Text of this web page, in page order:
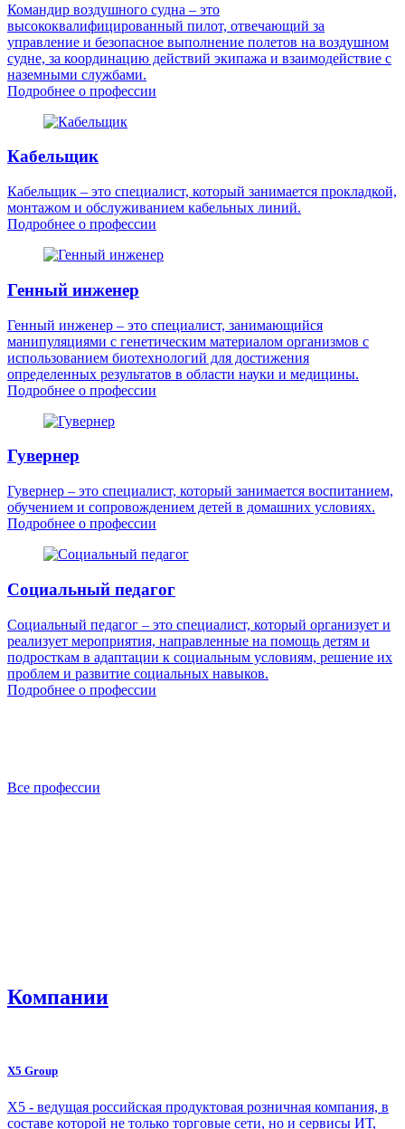
Командир воздушного судна – это
высококвалифицированный пилот, отвечающий за
управление и безопасное выполнение полетов на воздушном
судне, за координацию действий экипажа и взаимодействие с
наземными службами.
Подробнее о профессии
Кабельщик
Кабельщик – это специалист, который занимается прокладкой,
монтажом и обслуживанием кабельных линий.
Подробнее о профессии
Генный инженер
Генный инженер – это специалист, занимающийся
манипуляциями с генетическим материалом организмов с
использованием биотехнологий для достижения
определенных результатов в области науки и медицины.
Подробнее о профессии
Гувернер
Гувернер – это специалист, который занимается воспитанием,
обучением и сопровождением детей в домашних условиях.
Подробнее о профессии
Социальный педагог
Социальный педагог – это специалист, который организует и
реализует мероприятия, направленные на помощь детям и
подросткам в адаптации к социальным условиям, решение их
проблем и развитие социальных навыков.
Подробнее о профессии
Все профессии
Компании
X5 Group
Х5 - ведущая российская продуктовая розничная компания, в
составе которой не только торговые сети, но и сервисы ИТ,